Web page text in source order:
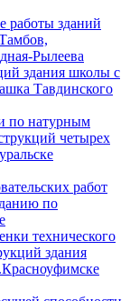
работы зданий
Рылеева
здания школы с
Тавдинского
по натурным
четырех
работ
по
технического
здания